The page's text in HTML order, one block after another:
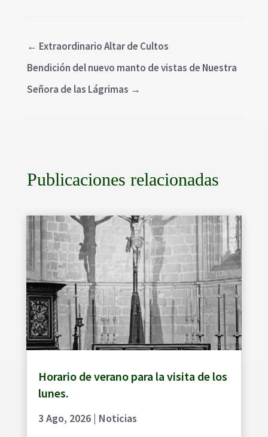
← Extraordinario Altar de Cultos
Bendición del nuevo manto de vistas de Nuestra
Señora de las Lágrimas →
Publicaciones relacionadas
Horario de verano para la visita de los
lunes.
3 Ago, 2026| Noticias